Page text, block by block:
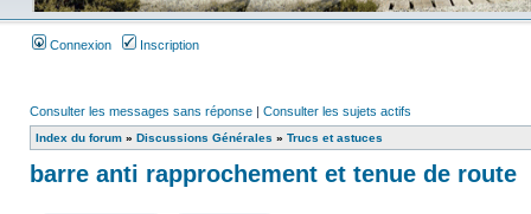
Connexion Inscription
Consulter les messages sans réponse | Consulter les sujets actifs
Index du forum » Discussions Générales » Trucs et astuces
barre anti rapprochement et tenue de route